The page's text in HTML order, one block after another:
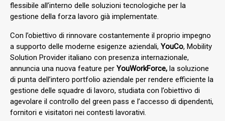
flessibile all’interno delle soluzioni tecnologiche per la
gestione della forza lavoro già implementate.
Con l’obiettivo di rinnovare costantemente il proprio impegno
a supporto delle moderne esigenze aziendali, YouCo, Mobility
Solution Provider italiano con presenza internazionale,
annuncia una nuova feature per YouWorkForce, la soluzione
di punta dell’intero portfolio aziendale per rendere efficiente la
gestione delle squadre di lavoro, studiata con l’obiettivo di
agevolare il controllo del green pass e l’accesso di dipendenti,
fornitori e visitatori nei contesti lavorativi.